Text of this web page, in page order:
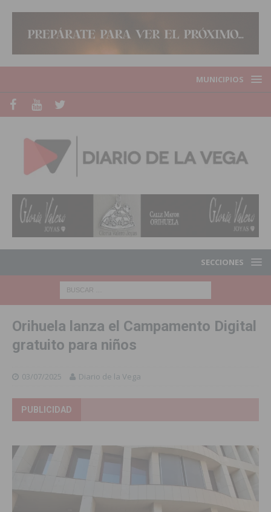
MUNICIPIOS
SECCIONES
Orihuela lanza el Campamento Digital
gratuito para niños
03/07/2025 Diario de la Vega
PUBLICIDAD